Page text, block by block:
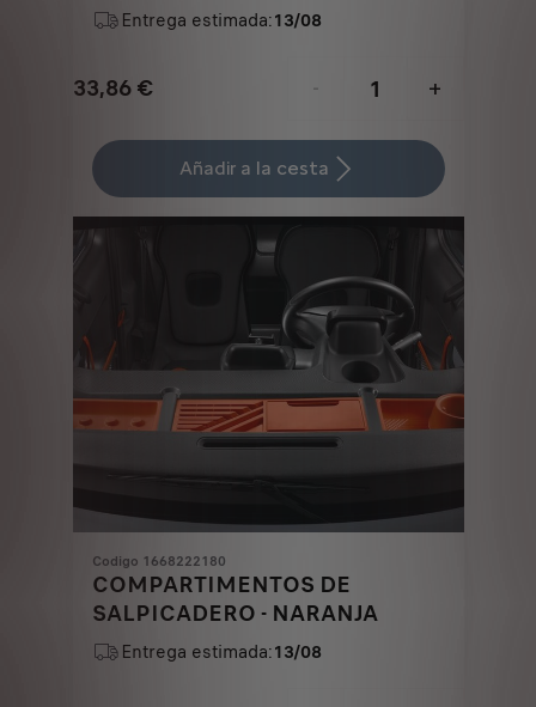
Entrega estimada:13/08
33,86 €
Price
33,86
€
-
+
Quantity
updated
1
Añadir a la cesta
Codigo 1668222180
COMPARTIMENTOS DE
SALPICADERO - NARANJA
Entrega estimada:13/08